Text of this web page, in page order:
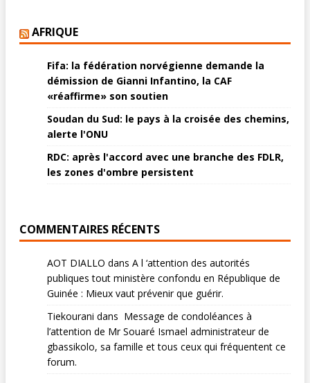
AFRIQUE
Fifa: la fédération norvégienne demande la
démission de Gianni Infantino, la CAF
«réaffirme» son soutien
Soudan du Sud: le pays à la croisée des chemins,
alerte l'ONU
RDC: après l'accord avec une branche des FDLR,
les zones d'ombre persistent
COMMENTAIRES RÉCENTS
AOT DIALLO dans A l ‘attention des autorités
publiques tout ministère confondu en République de
Guinée : Mieux vaut prévenir que guérir.
Tiekourani dans Message de condoléances à
l’attention de Mr Souaré Ismael administrateur de
gbassikolo, sa famille et tous ceux qui fréquentent ce
forum.